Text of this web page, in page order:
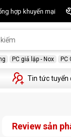
hợp khuyến mại
PC giả lập - Nox PC
Tin tức tuyển
Review sản